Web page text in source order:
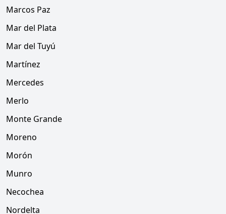
Marcos Paz
Mar del Plata
Mar del Tuyú
Martínez
Mercedes
Merlo
Monte Grande
Moreno
Morón
Munro
Necochea
Nordelta